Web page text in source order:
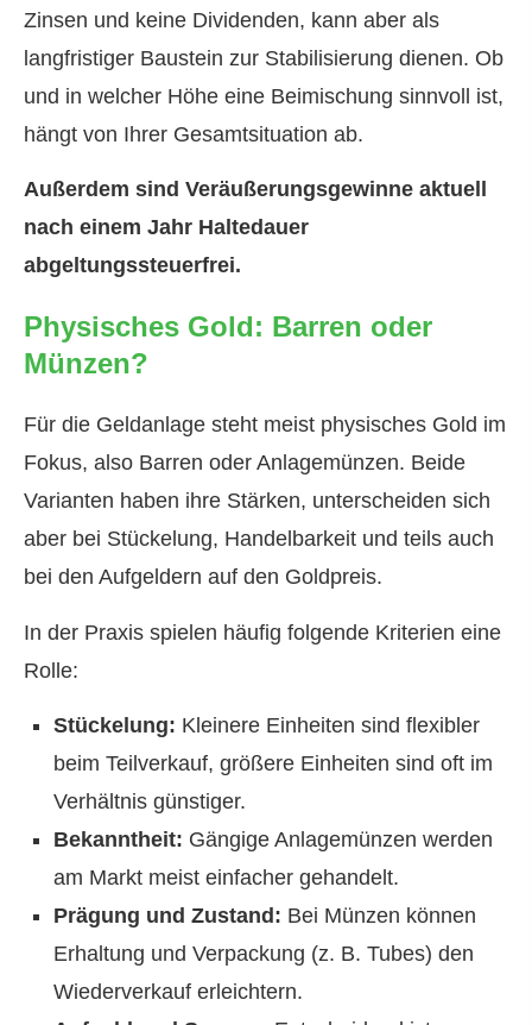
Zinsen und keine Dividenden, kann aber als
langfristiger Baustein zur Stabilisierung dienen. Ob
und in welcher Höhe eine Beimischung sinnvoll ist,
hängt von Ihrer Gesamtsituation ab.
Außerdem sind Veräußerungsgewinne aktuell
nach einem Jahr Haltedauer
abgeltungssteuerfrei.
Physisches Gold: Barren oder
Münzen?
Für die Geldanlage steht meist physisches Gold im
Fokus, also Barren oder Anlagemünzen. Beide
Varianten haben ihre Stärken, unterscheiden sich
aber bei Stückelung, Handelbarkeit und teils auch
bei den Aufgeldern auf den Goldpreis.
In der Praxis spielen häufig folgende Kriterien eine
Rolle:
Stückelung: Kleinere Einheiten sind flexibler
beim Teilverkauf, größere Einheiten sind oft im
Verhältnis günstiger.
Bekanntheit: Gängige Anlagemünzen werden
am Markt meist einfacher gehandelt.
Prägung und Zustand: Bei Münzen können
Erhaltung und Verpackung (z. B. Tubes) den
Wiederverkauf erleichtern.